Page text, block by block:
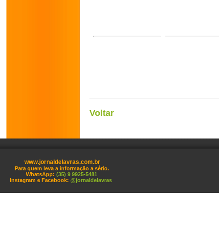
Voltar
www.jornaldelavras.com.br
Para quem leva a informação a sério.
WhatsApp: (35) 9 9925-5481
Instagram e Facebook: @jornaldelavras